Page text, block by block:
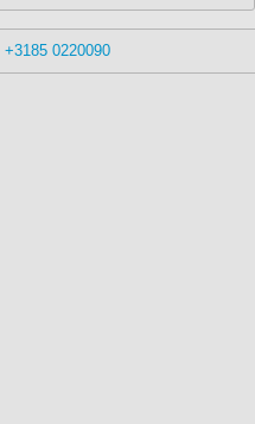
+3185 0220090